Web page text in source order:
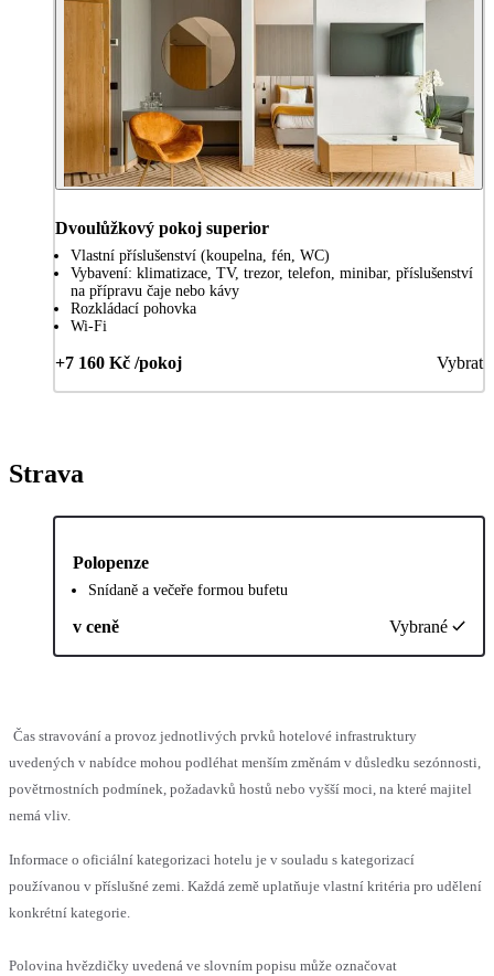
Dvoulůžkový pokoj superior
Vlastní příslušenství (koupelna, fén, WC)
Vybavení: klimatizace, TV, trezor, telefon, minibar, příslušenství
na přípravu čaje nebo kávy
Rozkládací pohovka
Wi-Fi
+7 160 Kč /pokoj Vybrat
Strava
Polopenze
Snídaně a večeře formou bufetu
v ceně Vybrané
Čas stravování a provoz jednotlivých prvků hotelové infrastruktury
uvedených v nabídce mohou podléhat menším změnám v důsledku sezónnosti,
povětrnostních podmínek, požadavků hostů nebo vyšší moci, na které majitel
nemá vliv.
Informace o oficiální kategorizaci hotelu je v souladu s kategorizací
používanou v příslušné zemi. Každá země uplatňuje vlastní kritéria pro udělení
konkrétní kategorie.
Polovina hvězdičky uvedená ve slovním popisu může označovat